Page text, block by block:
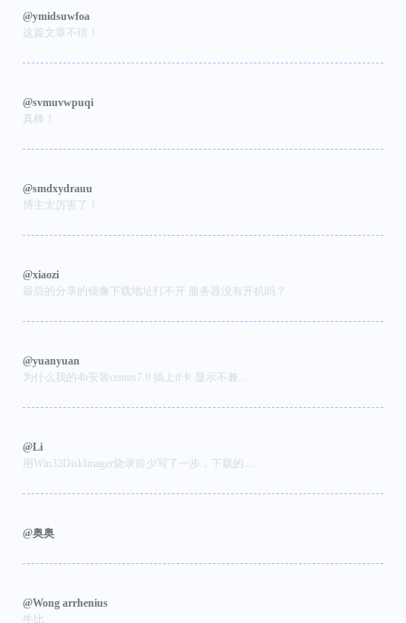
@ymidsuwfoa
这篇文章不错！
@svmuvwpuqi
真棒！
@smdxydrauu
博主太厉害了！
@xiaozi
最后的分享的镜像下载地址打不开 服务器没有开机吗？
@yuanyuan
为什么我的4b安装centos7.9 插上tf卡 显示不兼...
@Li
用Win32DiskImager烧录前少写了一步，下载的....
@奥奥
@Wong arrhenius
牛比